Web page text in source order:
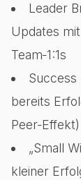
Leader
Updates
Team‑1:1s
Success
bereits
Peer‑Effekt)
„Small
kleiner